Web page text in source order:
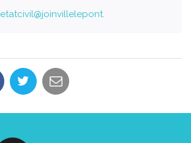
etatcivil@joinvillelepont.